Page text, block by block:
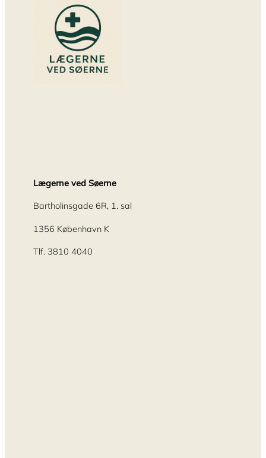
Lægerne ved Søerne
Bartholinsgade 6R, 1. sal
1356 København K
Tlf. 3810 4040